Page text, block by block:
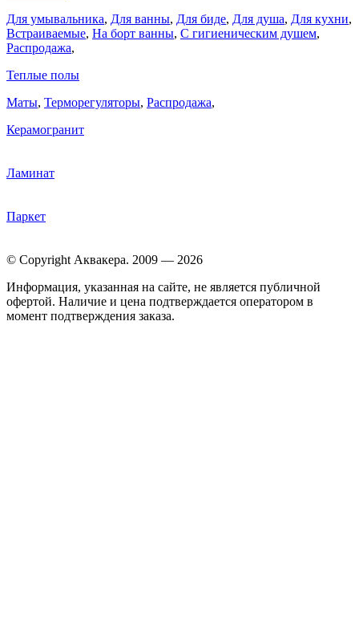
Для умывальника, Для ванны, Для биде, Для душа, Для кухни,
Встраиваемые, На борт ванны, C гигиеническим душем,
Распродажа,
Теплые полы
Маты, Терморегуляторы, Распродажа,
Керамогранит
Ламинат
Паркет
© Copyright Аквакера. 2009 — 2026
Информация, указанная на сайте, не является публичной
офертой. Наличие и цена подтверждается оператором в
момент подтверждения заказа.